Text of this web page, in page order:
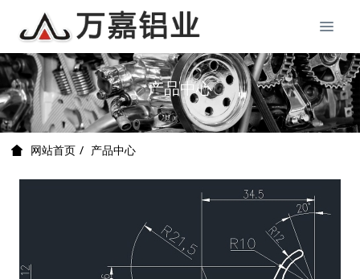
产品中心
网站首页 产品中心